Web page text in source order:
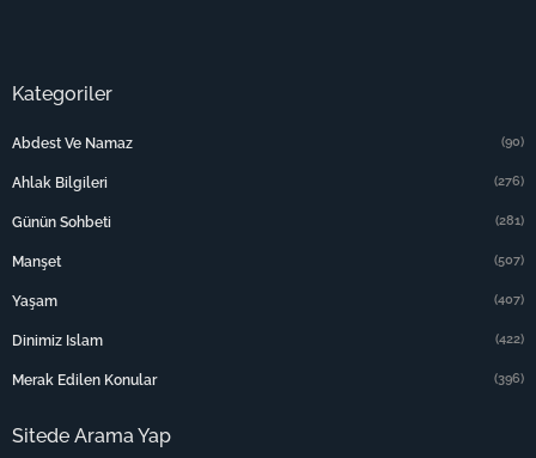
Kategoriler
Abdest Ve Namaz (90)
Ahlak Bilgileri (276)
Günün Sohbeti (281)
Manşet (507)
Yaşam (407)
Dinimiz Islam (422)
Merak Edilen Konular (396)
Sitede Arama Yap